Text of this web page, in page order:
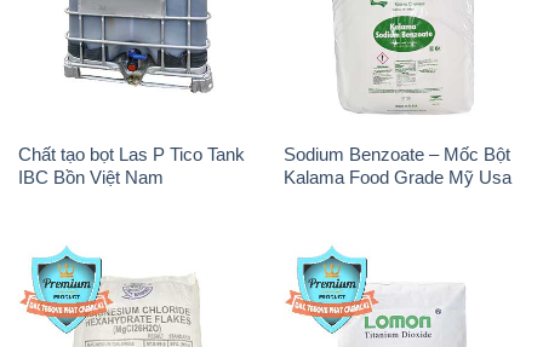
Chất tạo bọt Las P Tico Tank
IBC Bồn Việt Nam
Sodium Benzoate – Mốc Bột
Kalama Food Grade Mỹ Usa